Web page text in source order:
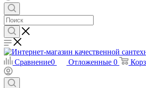
Сравнение0 Отложенные 0